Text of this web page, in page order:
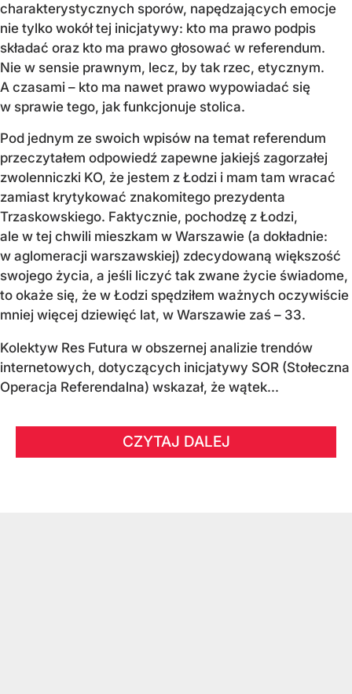
charakterystycznych sporów, napędzających emocje
nie tylko wokół tej inicjatywy: kto ma prawo podpis
składać oraz kto ma prawo głosować w referendum.
Nie w sensie prawnym, lecz, by tak rzec, etycznym.
A czasami – kto ma nawet prawo wypowiadać się
w sprawie tego, jak funkcjonuje stolica.
Pod jednym ze swoich wpisów na temat referendum
przeczytałem odpowiedź zapewne jakiejś zagorzałej
zwolenniczki KO, że jestem z Łodzi i mam tam wracać
zamiast krytykować znakomitego prezydenta
Trzaskowskiego. Faktycznie, pochodzę z Łodzi,
ale w tej chwili mieszkam w Warszawie (a dokładnie:
w aglomeracji warszawskiej) zdecydowaną większość
swojego życia, a jeśli liczyć tak zwane życie świadome,
to okaże się, że w Łodzi spędziłem ważnych oczywiście
mniej więcej dziewięć lat, w Warszawie zaś – 33.
Kolektyw Res Futura w obszernej analizie trendów
internetowych, dotyczących inicjatywy SOR (Stołeczna
Operacja Referendalna) wskazał, że wątek...
CZYTAJ DALEJ